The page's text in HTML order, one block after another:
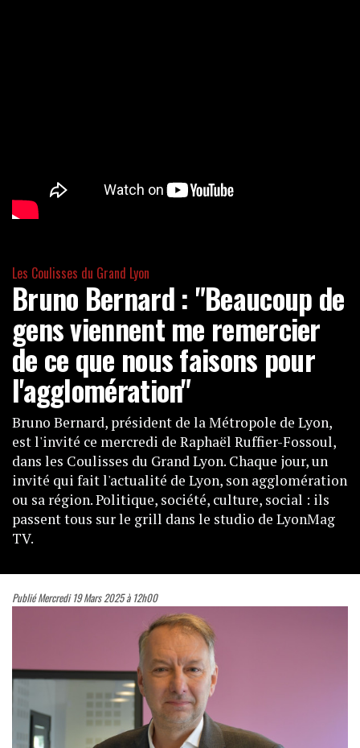
Les Coulisses du Grand Lyon
Bruno Bernard : "Beaucoup de
gens viennent me remercier
de ce que nous faisons pour
l'agglomération"
Bruno Bernard, président de la Métropole de Lyon,
est l'invité ce mercredi de Raphaël Ruffier-Fossoul,
dans les Coulisses du Grand Lyon. Chaque jour, un
invité qui fait l'actualité de Lyon, son agglomération
ou sa région. Politique, société, culture, social : ils
passent tous sur le grill dans le studio de LyonMag
TV.
Publié Mercredi 19 Mars 2025 à 12h00